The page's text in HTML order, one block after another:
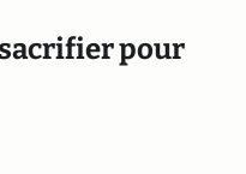
sacrifier pour